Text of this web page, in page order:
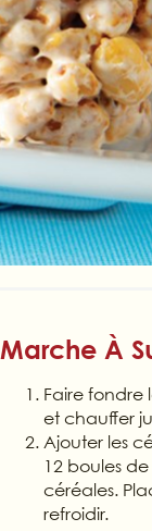
Marche À
Faire fondre
et chauffer
Ajouter les
12 boules
céréales.
refroidir.